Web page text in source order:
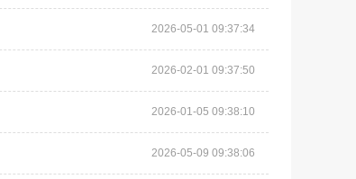
2026-05-01 09:37:34
2026-02-01 09:37:50
2026-01-05 09:38:10
2026-05-09 09:38:06